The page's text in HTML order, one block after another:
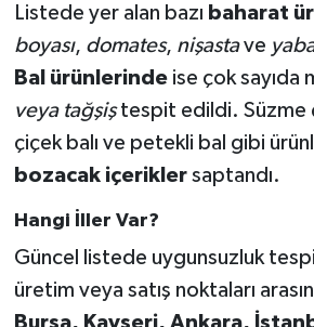
Listede yer alan bazı baharat
boyası, domates, nişastave
Bal ürünlerindeise çok sayıda
veya tağşiştespit edildi. Süzme
çiçek balı ve petekli bal gibi
bozacak içeriklersaptandı.
Hangi İller Var?
Güncel listede uygunsuzluk
üretim veya satış noktaları